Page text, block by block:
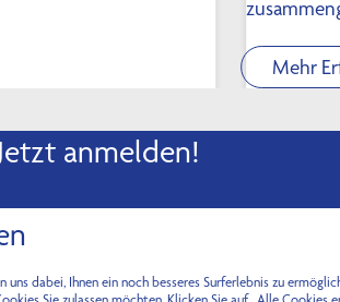
Mehr
anmelden!
dabei, Ihnen ein noch besseres Surferlebnis zu